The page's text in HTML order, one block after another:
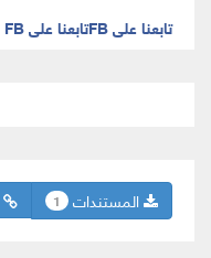
تابعنا على FB تابعنا على FB
المستندات 1